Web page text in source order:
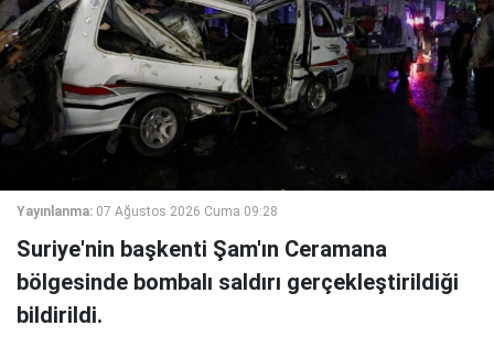
Yayınlanma: 07 Ağustos 2026 Cuma 09:28
Suriye'nin başkenti Şam'ın Ceramana
bölgesinde bombalı saldırı gerçekleştirildiği
bildirildi.